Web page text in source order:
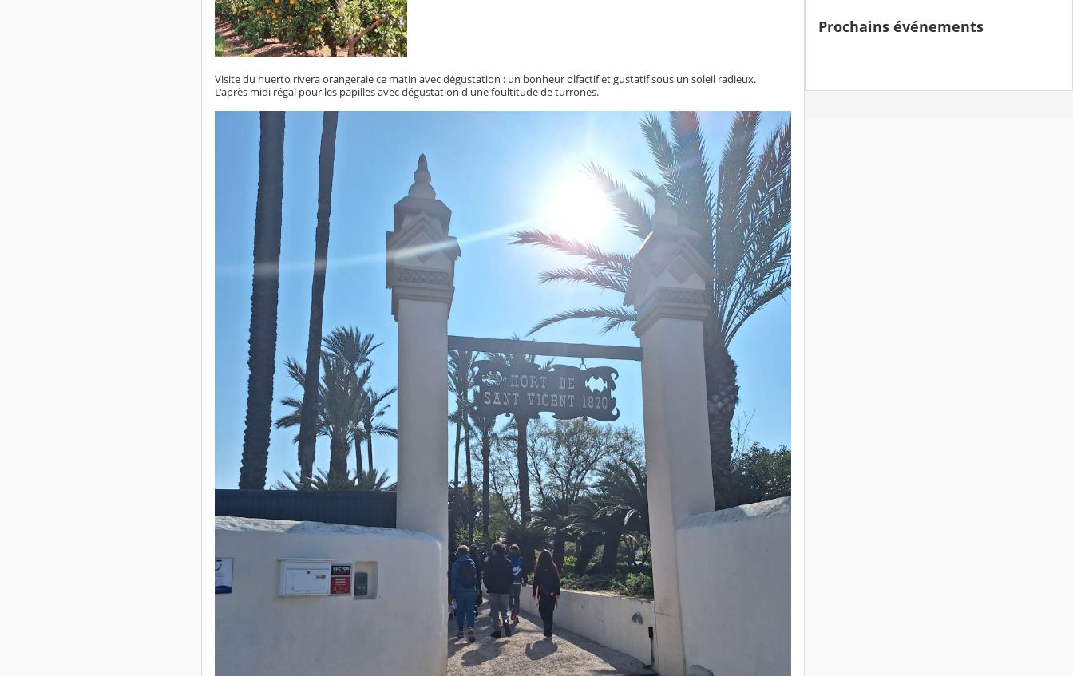
Visite du huerto rivera orangeraie ce matin avec dégustation : un bonheur olfactif et gustatif sous un soleil radieux.
L'après midi régal pour les papilles avec dégustation d'une foultitude de turrones.
Prochains événements